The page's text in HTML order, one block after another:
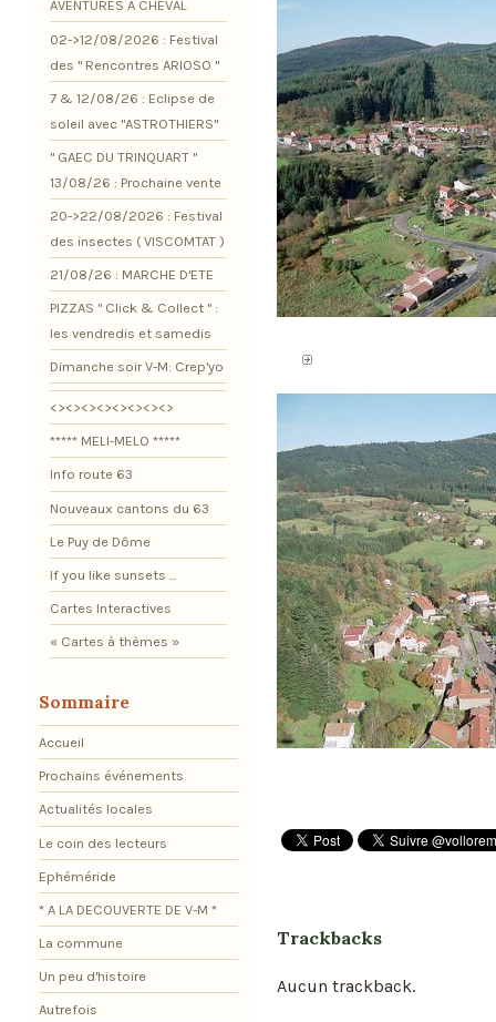
Trackbacks
Aucun trackback.
AVENTURES A CHEVAL
02->12/08/2026 : Festival
des " Rencontres ARIOSO "
7 & 12/08/26 : Eclipse de
soleil avec "ASTROTHIERS"
" GAEC DU TRINQUART "
13/08/26 : Prochaine vente
20->22/08/2026 : Festival
des insectes ( VISCOMTAT )
21/08/26 : MARCHE D'ETE
PIZZAS " Click & Collect " :
les vendredis et samedis
Dimanche soir V-M: Crep'yo
<><><><><><><><>
***** MELI-MELO *****
Info route 63
Nouveaux cantons du 63
Le Puy de Dôme
If you like sunsets ...
Cartes Interactives
« Cartes à thèmes »
Sommaire
Accueil
Prochains événements
Actualités locales
Le coin des lecteurs
Ephéméride
* A LA DECOUVERTE DE V-M *
La commune
Un peu d'histoire
Autrefois